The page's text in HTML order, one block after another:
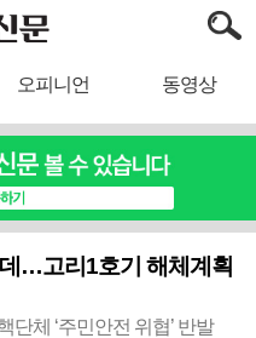
오피니언 동영상
…고리1호기 해체계획
체 ‘주민안전 위협’ 반발